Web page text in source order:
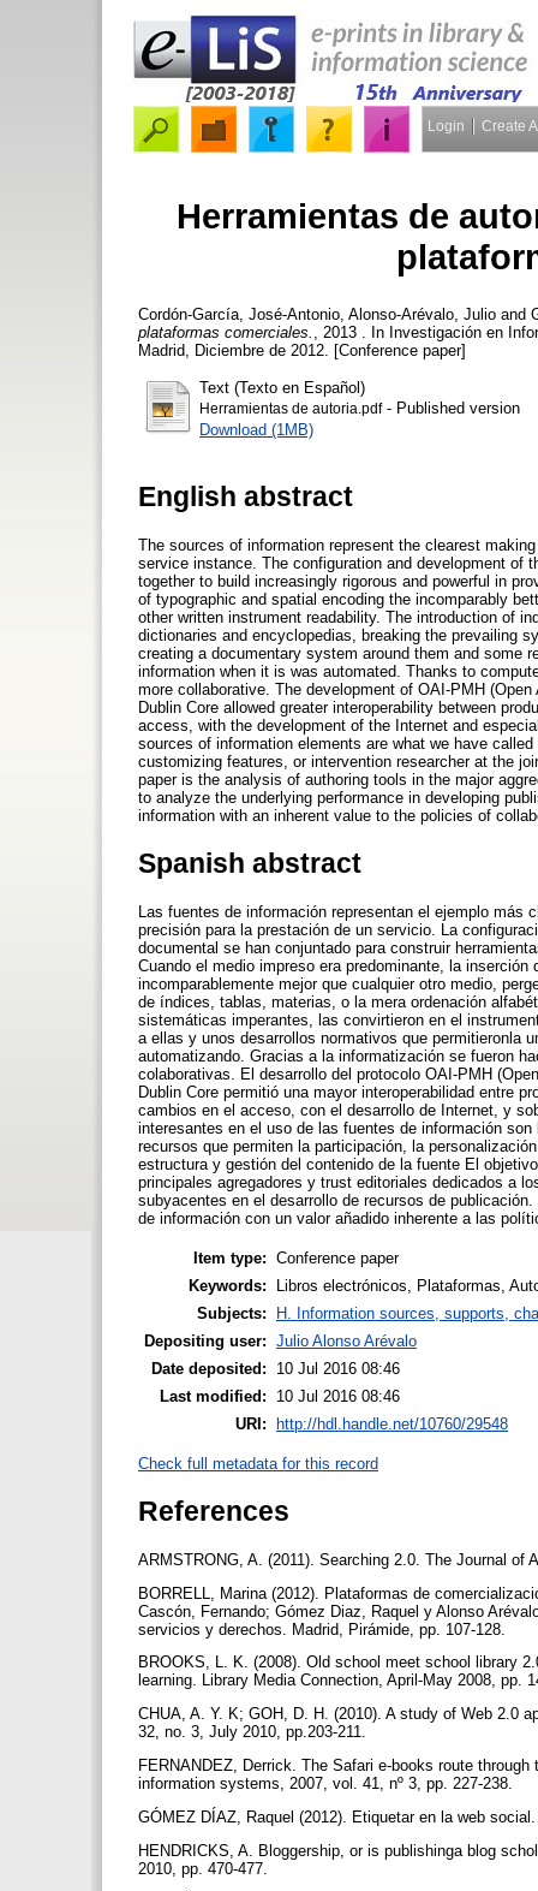
Login Create
Herramientas de
Cordón-García, José-Antonio Alonso-Arévalo, Julio and
plataformas comerciales.
, 2013 . In Investigación en
Madrid, Diciembre de 2012. [Conference paper]
Text (Texto en Español)
Herramientas de autoria.pdf- Published version
Download (1MB)
English abstract
The sources of information represent the clearest
service instance. The configuration and development of
together to build increasingly rigorous and powerful in
of typographic and spatial encoding the incomparably
other written instrument readability. The introduction of
dictionaries and encyclopedias, breaking the prevailing
creating a documentary system around them and some
information when it is was automated. Thanks to
more collaborative. The development of OAI-PMH
Dublin Core allowed greater interoperability between
access, with the development of the Internet and
sources of information elements are what we have
customizing features, or intervention researcher at the
paper is the analysis of authoring tools in the major
to analyze the underlying performance in developing
information with an inherent value to the policies of
Spanish abstract
Las fuentes de información representan el ejemplo más
precisión para la prestación de un servicio. La
documental se han conjuntado para construir
Cuando el medio impreso era predominante, la
incomparablemente mejor que cualquier otro medio,
de índices, tablas, materias, o la mera ordenación
sistemáticas imperantes, las convirtieron en el
a ellas y unos desarrollos normativos que permitieronla
automatizando. Gracias a la informatización se fueron
colaborativas. El desarrollo del protocolo OAI-PMH
Dublin Core permitió una mayor interoperabilidad entre
cambios en el acceso, con el desarrollo de Internet, y
interesantes en el uso de las fuentes de información
recursos que permiten la participación, la
estructura y gestión del contenido de la fuente El
principales agregadores y trust editoriales dedicados a
subyacentes en el desarrollo de recursos de
de información con un valor añadido inherente a las
Item type: Conference paper
Keywords:
Libros electrónicos, Plataformas,
Subjects:
H. Information sources, supports,
Depositing user: Julio Alonso Arévalo
Date deposited:
10 Jul 2016 08:46
Last modified:
10 Jul 2016 08:46
URI:
http://hdl.handle.net/10760/29548
Check full metadata for this record
References
ARMSTRONG, A. (2011). Searching 2.0. The Journal of
BORRELL, Marina (2012). Plataformas de
Cascón, Fernando; Gómez Diaz, Raquel y Alonso
servicios y derechos. Madrid, Pirámide, pp. 107-128.
BROOKS, L. K. (2008). Old school meet school library
learning. Library Media Connection, April-May 2008, pp.
CHUA, A. Y. K; GOH, D. H. (2010). A study of Web 2.0
32, no. 3, July 2010, pp.203-211.
FERNANDEZ, Derrick. The Safari e-books route
information systems, 2007, vol. 41, nº 3, pp. 227-238.
GÓMEZ DÍAZ, Raquel (2012). Etiquetar en la web
HENDRICKS, A. Bloggership, or is publishinga blog
2010, pp. 470-477.